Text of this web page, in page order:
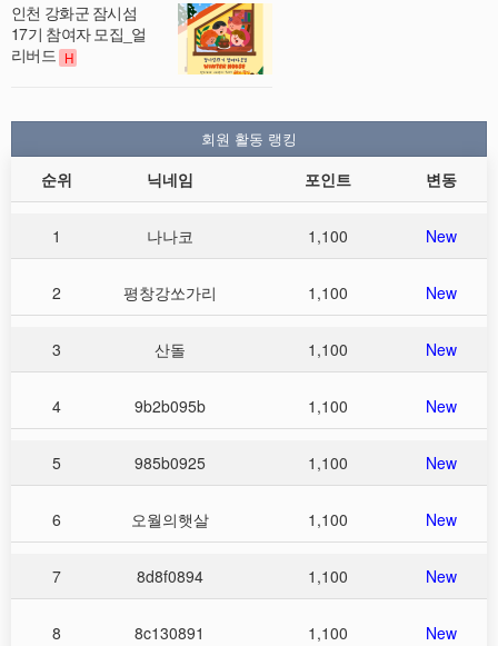
인천 강화군 잠시섬
17기 참여자 모집_얼
리버드 H
회원 활동 랭킹
순위 닉네임 포인트 변동
1 나나코 1,100 New
2 평창강쏘가리 1,100 New
3 산돌 1,100 New
4 9b2b095b 1,100 New
5 985b0925 1,100 New
6 오월의햇살 1,100 New
7 8d8f0894 1,100 New
8 8c130891 1,100 New